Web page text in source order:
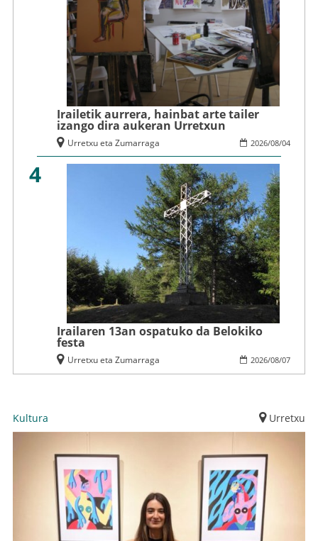
Irailetik aurrera, hainbat arte tailer
izango dira aukeran Urretxun
2026/08/04
Urretxu eta Zumarraga
4
Irailaren 13an ospatuko da Belokiko
festa
2026/08/07
Urretxu eta Zumarraga
Kultura Urretxu